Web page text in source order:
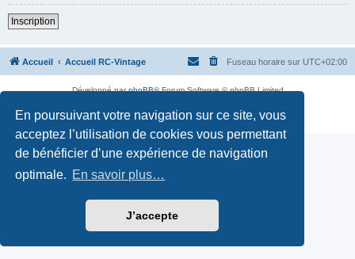
En poursuivant votre navigation sur ce site, vous
acceptez l’utilisation de cookies vous permettant
de bénéficier d’une expérience de navigation
optimale. En savoir plus…
J’accepte
Inscription
Accueil Accueil RC-Vintage Fuseau horaire sur UTC+02:00
Développé parphpBB® Forum Software © phpBB Limited
Confidentialité| Conditions